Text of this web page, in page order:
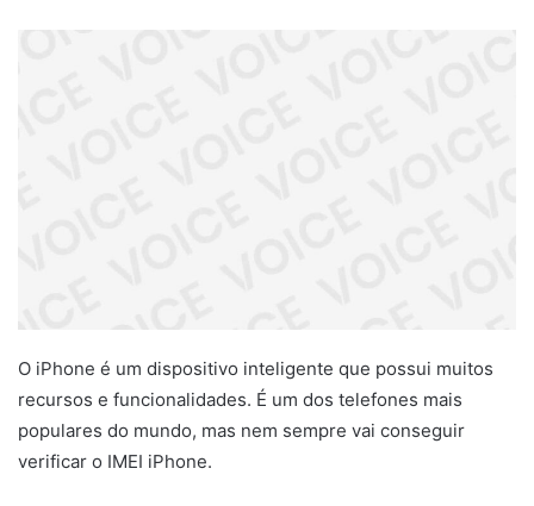
O iPhone é um dispositivo inteligente que possui muitos
recursos e funcionalidades. É um dos telefones mais
populares do mundo, mas nem sempre vai conseguir
verificar o IMEI iPhone.